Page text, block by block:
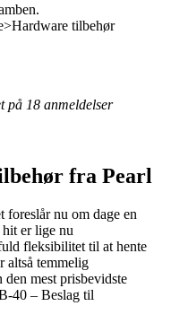
tilbehør
på 18 anmeldelser
fra Pearl
foreslår nu om dage en
er lige nu
fleksibilitet til at hente
altså temmelig
den mest prisbevidste
40 – Beslag til